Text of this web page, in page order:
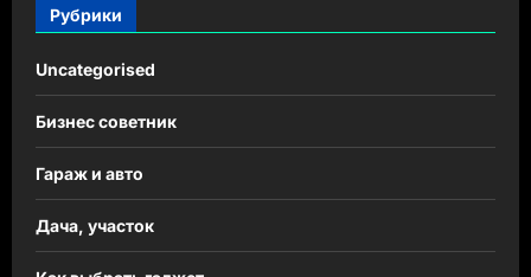
Рубрики
Uncategorised
Бизнес советник
Гараж и авто
Дача, участок